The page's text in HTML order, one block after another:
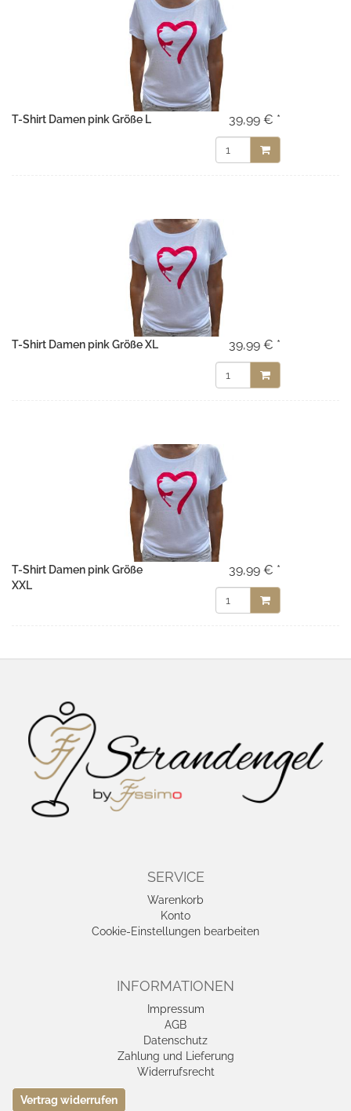
T-Shirt Damen pink Größe L 39,99 € *
T-Shirt Damen pink Größe XL 39,99 € *
T-Shirt Damen pink Größe
XXL
39,99 € *
SERVICE
Warenkorb
Konto
Cookie-Einstellungen bearbeiten
INFORMATIONEN
Impressum
AGB
Datenschutz
Zahlung und Lieferung
Widerrufsrecht
Vertrag widerrufen